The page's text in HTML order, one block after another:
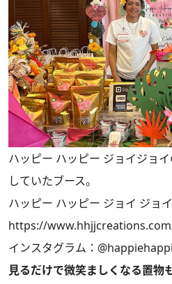
ハッピー ハッピー ジョイジョ
していたブース。
ハッピー ハッピー ジョイ ジョイ
https://
インスタグラム：
見るだけで微笑ましくなる置物